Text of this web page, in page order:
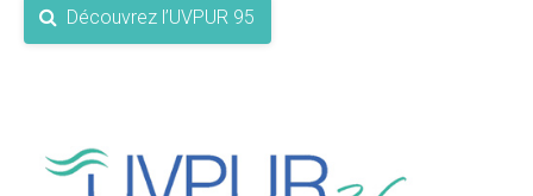
Découvrez l’UVPUR 95